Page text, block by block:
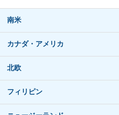
南米
カナダ・アメリカ
北欧
フィリピン